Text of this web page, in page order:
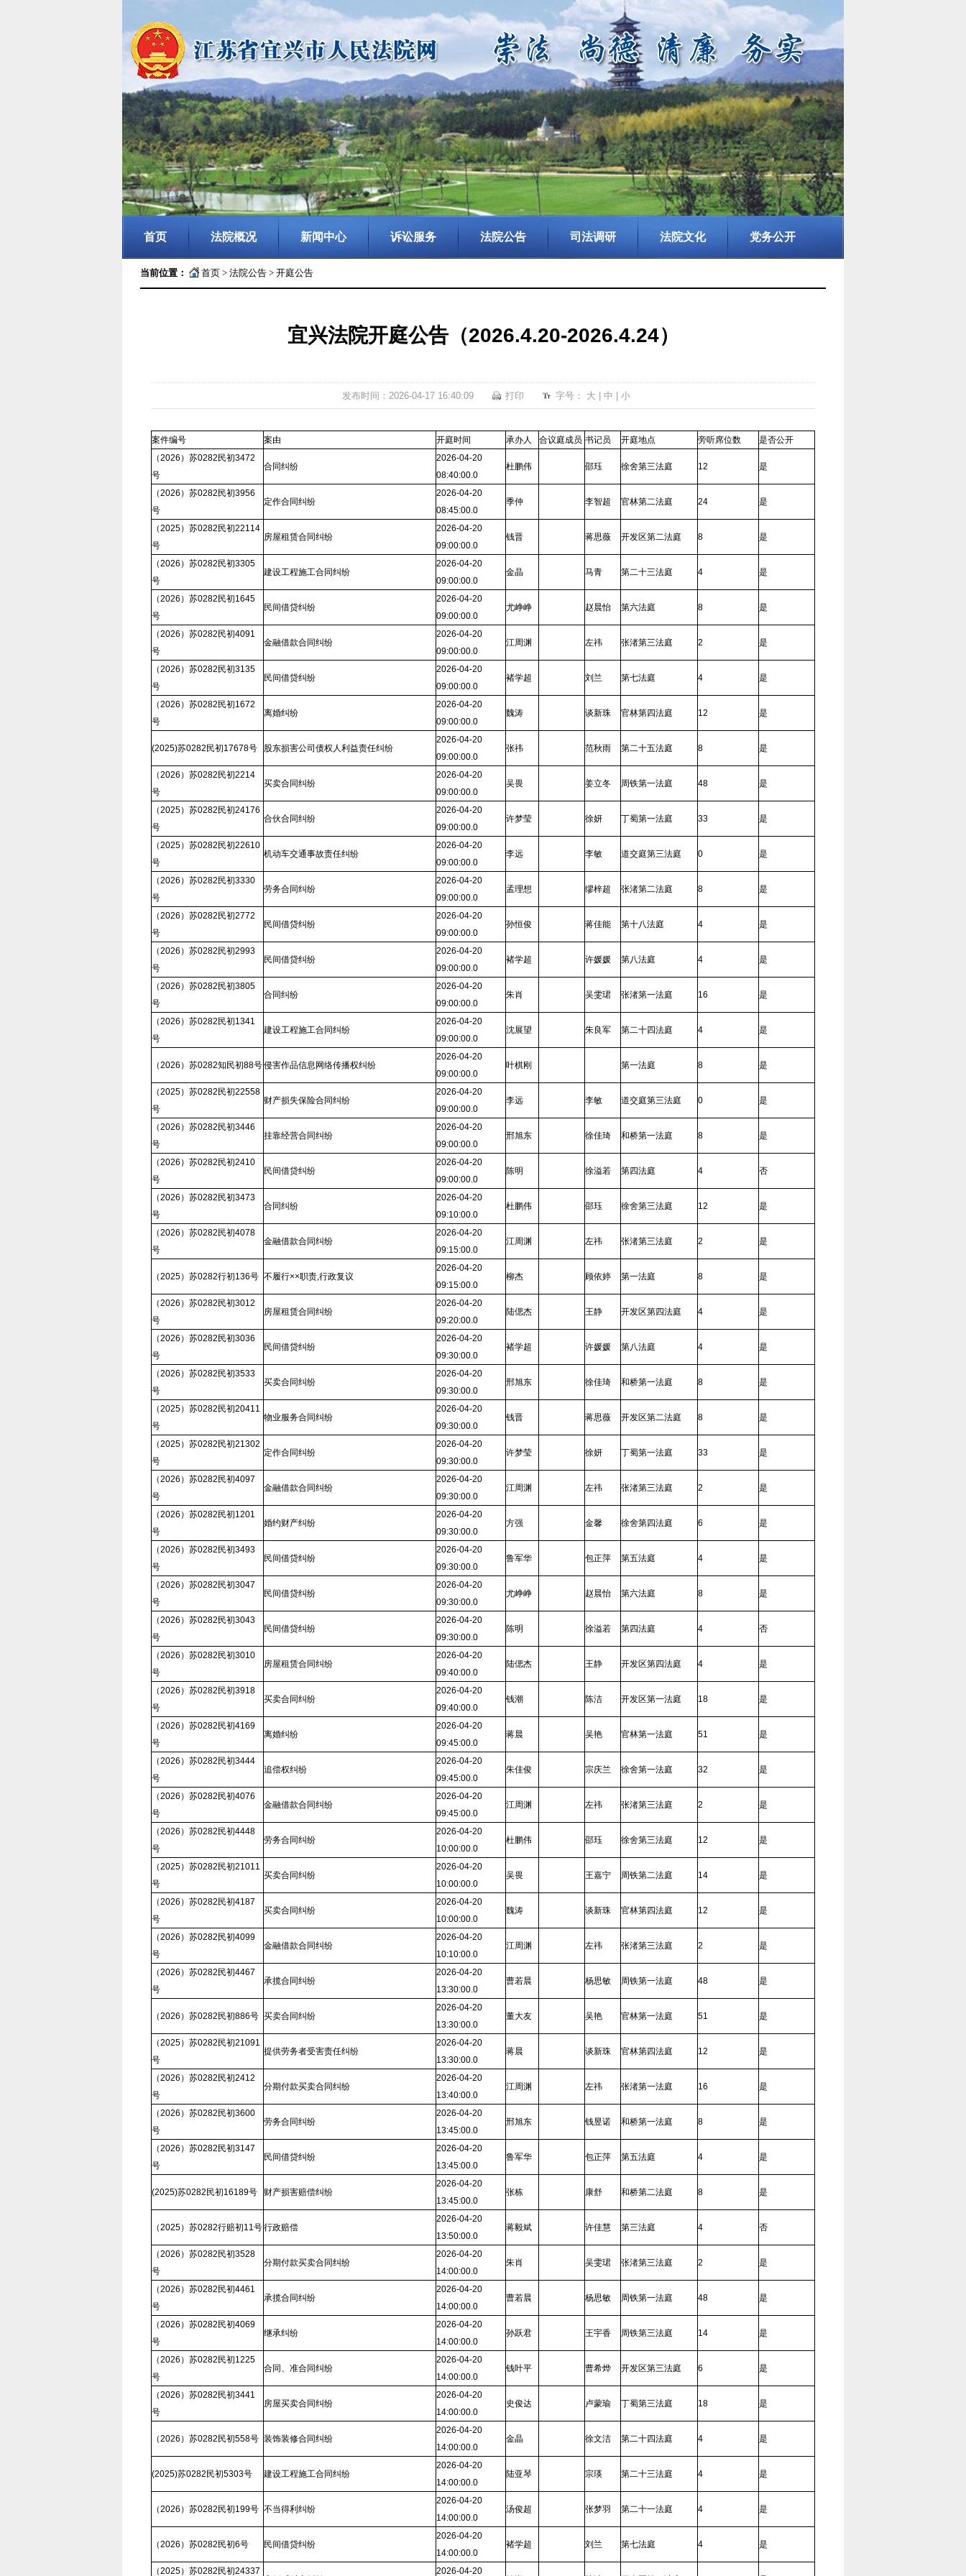
首页 法院概况 新闻中心 诉讼服务 法院公告 司法调研 法院文化 党务公开
当前位置： 首页 > 法院公告 > 开庭公告
宜兴法院开庭公告（2026.4.20-2026.4.24）
发布时间：2026-04-17 16:40:09 打印 字号： 大 中 小
案件编号 案由 开庭时间 承办人 合议庭成员 书记员 开庭地点 旁听席位数
是否公开
（2026）苏0282民初3472
号
合同纠纷
2026-04-20
08:40:00.0
杜鹏伟 邵珏 徐舍第三法庭 12 是
（2026）苏0282民初3956
号
定作合同纠纷
2026-04-20
08:45:00.0
季仲 李智超 官林第二法庭 24 是
（2025）苏0282民初22114
号
房屋租赁合同纠纷
2026-04-20
09:00:00.0
钱晋 蒋思薇 开发区第二法庭 8 是
（2026）苏0282民初3305
号
建设工程施工合同纠纷
2026-04-20
09:00:00.0
金晶 马青 第二十三法庭 4 是
（2026）苏0282民初1645
号
民间借贷纠纷
2026-04-20
09:00:00.0
尤峥峥 赵晨怡 第六法庭 8 是
（2026）苏0282民初4091
号
金融借款合同纠纷
2026-04-20
09:00:00.0
江周渊 左祎 张渚第三法庭 2 是
（2026）苏0282民初3135
号
民间借贷纠纷
2026-04-20
09:00:00.0
褚学超 刘兰 第七法庭 4 是
（2026）苏0282民初1672
号
离婚纠纷
2026-04-20
09:00:00.0
魏涛 谈新珠 官林第四法庭 12 是
(2025)苏0282民初17678号 股东损害公司债权人利益责任纠纷
2026-04-20
09:00:00.0
张祎 范秋雨 第二十五法庭 8 是
（2026）苏0282民初2214
号
买卖合同纠纷
2026-04-20
09:00:00.0
吴畏 姜立冬 周铁第一法庭 48 是
（2025）苏0282民初24176
号
合伙合同纠纷
2026-04-20
09:00:00.0
许梦莹 徐妍 丁蜀第一法庭 33 是
（2025）苏0282民初22610
号
机动车交通事故责任纠纷
2026-04-20
09:00:00.0
李远 李敏 道交庭第三法庭 0 是
（2026）苏0282民初3330
号
劳务合同纠纷
2026-04-20
09:00:00.0
孟理想 缪梓超 张渚第二法庭 8 是
（2026）苏0282民初2772
号
民间借贷纠纷
2026-04-20
09:00:00.0
孙恒俊 蒋佳能 第十八法庭 4 是
（2026）苏0282民初2993
号
民间借贷纠纷
2026-04-20
09:00:00.0
褚学超 许媛媛 第八法庭 4 是
（2026）苏0282民初3805
号
合同纠纷
2026-04-20
09:00:00.0
朱肖 吴雯珺 张渚第一法庭 16 是
（2026）苏0282民初1341
号
建设工程施工合同纠纷
2026-04-20
09:00:00.0
沈展望 朱良军 第二十四法庭 4 是
（2026）苏0282知民初88号侵害作品信息网络传播权纠纷
2026-04-20
09:00:00.0
叶棋刚 第一法庭 8 是
（2025）苏0282民初22558
号
财产损失保险合同纠纷
2026-04-20
09:00:00.0
李远 李敏 道交庭第三法庭 0 是
（2026）苏0282民初3446
号
挂靠经营合同纠纷
2026-04-20
09:00:00.0
邢旭东 徐佳琦 和桥第一法庭 8 是
（2026）苏0282民初2410
号
民间借贷纠纷
2026-04-20
09:00:00.0
陈明 徐溢若 第四法庭 4 否
（2026）苏0282民初3473
号
合同纠纷
2026-04-20
09:10:00.0
杜鹏伟 邵珏 徐舍第三法庭 12 是
（2026）苏0282民初4078
号
金融借款合同纠纷
2026-04-20
09:15:00.0
江周渊 左祎 张渚第三法庭 2 是
（2025）苏0282行初136号 不履行××职责,行政复议
2026-04-20
09:15:00.0
柳杰 顾依婷 第一法庭 8 是
（2026）苏0282民初3012
号
房屋租赁合同纠纷
2026-04-20
09:20:00.0
陆偲杰 王静 开发区第四法庭 4 是
（2026）苏0282民初3036
号
民间借贷纠纷
2026-04-20
09:30:00.0
褚学超 许媛媛 第八法庭 4 是
（2026）苏0282民初3533
号
买卖合同纠纷
2026-04-20
09:30:00.0
邢旭东 徐佳琦 和桥第一法庭 8 是
（2025）苏0282民初20411
号
物业服务合同纠纷
2026-04-20
09:30:00.0
钱晋 蒋思薇 开发区第二法庭 8 是
（2025）苏0282民初21302
号
定作合同纠纷
2026-04-20
09:30:00.0
许梦莹 徐妍 丁蜀第一法庭 33 是
（2026）苏0282民初4097
号
金融借款合同纠纷
2026-04-20
09:30:00.0
江周渊 左祎 张渚第三法庭 2 是
（2026）苏0282民初1201
号
婚约财产纠纷
2026-04-20
09:30:00.0
方强 金馨 徐舍第四法庭 6 是
（2026）苏0282民初3493
号
民间借贷纠纷
2026-04-20
09:30:00.0
鲁军华 包正萍 第五法庭 4 是
（2026）苏0282民初3047
号
民间借贷纠纷
2026-04-20
09:30:00.0
尤峥峥 赵晨怡 第六法庭 8 是
（2026）苏0282民初3043
号
民间借贷纠纷
2026-04-20
09:30:00.0
陈明 徐溢若 第四法庭 4 否
（2026）苏0282民初3010
号
房屋租赁合同纠纷
2026-04-20
09:40:00.0
陆偲杰 王静 开发区第四法庭 4 是
（2026）苏0282民初3918
号
买卖合同纠纷
2026-04-20
09:40:00.0
钱潮 陈洁 开发区第一法庭 18 是
（2026）苏0282民初4169
号
离婚纠纷
2026-04-20
09:45:00.0
蒋晨 吴艳 官林第一法庭 51 是
（2026）苏0282民初3444
号
追偿权纠纷
2026-04-20
09:45:00.0
朱佳俊 宗庆兰 徐舍第一法庭 32 是
（2026）苏0282民初4076
号
金融借款合同纠纷
2026-04-20
09:45:00.0
江周渊 左祎 张渚第三法庭 2 是
（2026）苏0282民初4448
号
劳务合同纠纷
2026-04-20
10:00:00.0
杜鹏伟 邵珏 徐舍第三法庭 12 是
（2025）苏0282民初21011
号
买卖合同纠纷
2026-04-20
10:00:00.0
吴畏 王嘉宁 周铁第二法庭 14 是
（2026）苏0282民初4187
号
买卖合同纠纷
2026-04-20
10:00:00.0
魏涛 谈新珠 官林第四法庭 12 是
（2026）苏0282民初4099
号
金融借款合同纠纷
2026-04-20
10:10:00.0
江周渊 左祎 张渚第三法庭 2 是
（2026）苏0282民初4467
号
承揽合同纠纷
2026-04-20
13:30:00.0
曹若晨 杨思敏 周铁第一法庭 48 是
（2026）苏0282民初886号 买卖合同纠纷
2026-04-20
13:30:00.0
董大友 吴艳 官林第一法庭 51 是
（2025）苏0282民初21091
号
提供劳务者受害责任纠纷
2026-04-20
13:30:00.0
蒋晨 谈新珠 官林第四法庭 12 是
（2026）苏0282民初2412
号
分期付款买卖合同纠纷
2026-04-20
13:40:00.0
江周渊 左祎 张渚第一法庭 16 是
（2026）苏0282民初3600
号
劳务合同纠纷
2026-04-20
13:45:00.0
邢旭东 钱昱诺 和桥第一法庭 8 是
（2026）苏0282民初3147
号
民间借贷纠纷
2026-04-20
13:45:00.0
鲁军华 包正萍 第五法庭 4 是
(2025)苏0282民初16189号 财产损害赔偿纠纷
2026-04-20
13:45:00.0
张栋 康舒 和桥第二法庭 8 是
（2025）苏0282行赔初11号行政赔偿
2026-04-20
13:50:00.0
蒋毅斌 许佳慧 第三法庭 4 否
（2026）苏0282民初3528
号
分期付款买卖合同纠纷
2026-04-20
14:00:00.0
朱肖 吴雯珺 张渚第三法庭 2 是
（2026）苏0282民初4461
号
承揽合同纠纷
2026-04-20
14:00:00.0
曹若晨 杨思敏 周铁第一法庭 48 是
（2026）苏0282民初4069
号
继承纠纷
2026-04-20
14:00:00.0
孙跃君 王宇香 周铁第三法庭 14 是
（2026）苏0282民初1225
号
合同、准合同纠纷
2026-04-20
14:00:00.0
钱叶平 曹希烨 开发区第三法庭 6 是
（2026）苏0282民初3441
号
房屋买卖合同纠纷
2026-04-20
14:00:00.0
史俊达 卢蒙瑜 丁蜀第三法庭 18 是
（2026）苏0282民初558号 装饰装修合同纠纷
2026-04-20
14:00:00.0
金晶 徐文洁 第二十四法庭 4 是
(2025)苏0282民初5303号 建设工程施工合同纠纷
2026-04-20
14:00:00.0
陆亚琴 宗瑛 第二十三法庭 4 是
（2026）苏0282民初199号 不当得利纠纷
2026-04-20
14:00:00.0
汤俊超 张梦羽 第二十一法庭 4 是
（2026）苏0282民初6号 民间借贷纠纷
2026-04-20
14:00:00.0
褚学超 刘兰 第七法庭 4 是
（2025）苏0282民初24337
2026-04-20